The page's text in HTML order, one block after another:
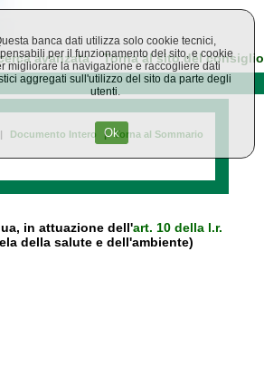
avanzata Torna al sito del consiglio
| Documento Intero | Torna al Sommario
in attuazione dell'art. 10 della l.r.
della salute e dell'ambiente)
banca dati utilizza solo cookie tecnici,
per il funzionamento del sito, e cookie
migliorare la navigazione e raccogliere dati
aggregati sull'utilizzo del sito da parte degli
utenti.
Ok